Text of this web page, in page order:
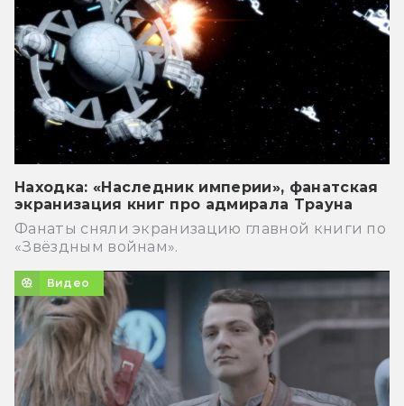
Находка: «Наследник империи», фанатская
экранизация книг про адмирала Трауна
Фанаты сняли экранизацию главной книги по
«Звёздным войнам».
Видео